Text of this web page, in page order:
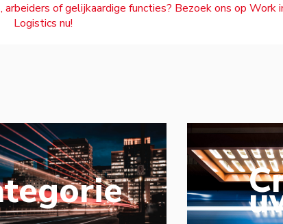
arbeiders of gelijkaardige functies? Bezoek ons op Work
Logistics nu!